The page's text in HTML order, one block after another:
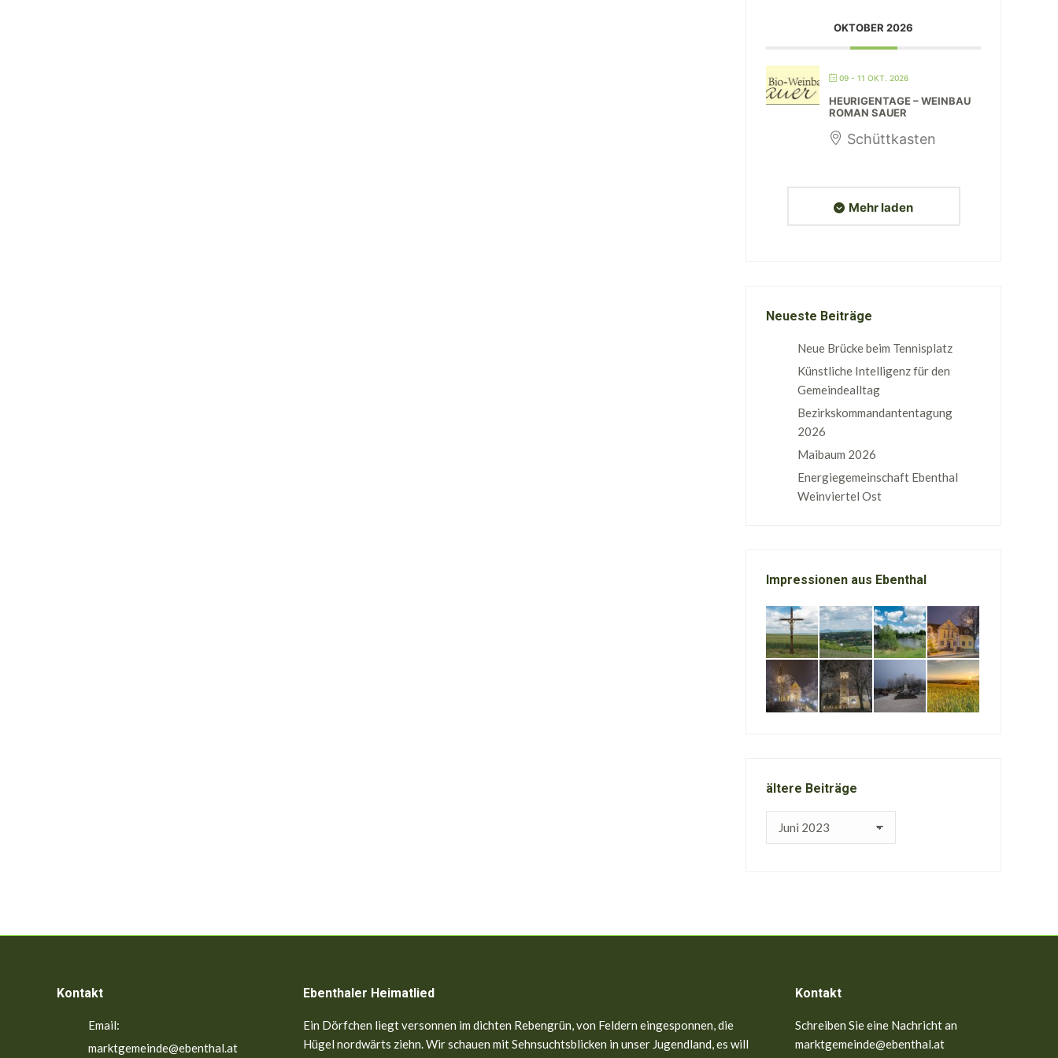
OKTOBER 2026
09 - 11 OKT. 2026
HEURIGENTAGE – WEINBAU
ROMAN SAUER
Schüttkasten
Mehr laden
Neueste Beiträge
Neue Brücke beim Tennisplatz
Künstliche Intelligenz für den
Gemeindealltag
Bezirkskommandantentagung
2026
Maibaum 2026
Energiegemeinschaft Ebenthal
Weinviertel Ost
Impressionen aus Ebenthal
ältere Beiträge
Kontakt
Email:
marktgemeinde@ebenthal.at
Ebenthaler Heimatlied
Ein Dörfchen liegt versonnen im dichten Rebengrün, von Feldern eingesponnen, die
Hügel nordwärts ziehn. Wir schauen mit Sehnsuchtsblicken in unser Jugendland, es will
Kontakt
Schreiben Sie eine Nachricht an
marktgemeinde@ebenthal.at